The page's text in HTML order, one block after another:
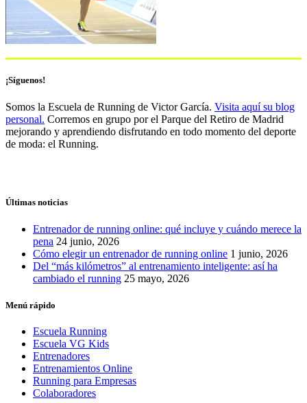
¡Síguenos!
Somos la Escuela de Running de Victor García. Visita aquí su blog
personal. Corremos en grupo por el Parque del Retiro de Madrid
mejorando y aprendiendo disfrutando en todo momento del deporte
de moda: el Running.
Últimas noticias
Entrenador de running online: qué incluye y cuándo merece la
pena 24 junio, 2026
Cómo elegir un entrenador de running online 1 junio, 2026
Del “más kilómetros” al entrenamiento inteligente: así ha
cambiado el running 25 mayo, 2026
Menú rápido
Escuela Running
Escuela VG Kids
Entrenadores
Entrenamientos Online
Running para Empresas
Colaboradores